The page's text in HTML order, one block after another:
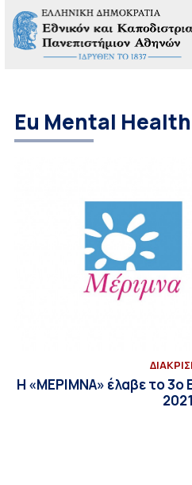
Eu Mental
Η «ΜΕΡΙΜΝΑ» έλαβε το 3ο
2021